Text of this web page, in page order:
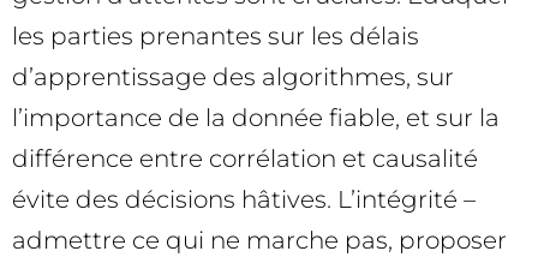
les parties prenantes sur les délais
d’apprentissage des algorithmes, sur
l’importance de la donnée fiable, et sur la
différence entre corrélation et causalité
évite des décisions hâtives. L’intégrité –
admettre ce qui ne marche pas, proposer